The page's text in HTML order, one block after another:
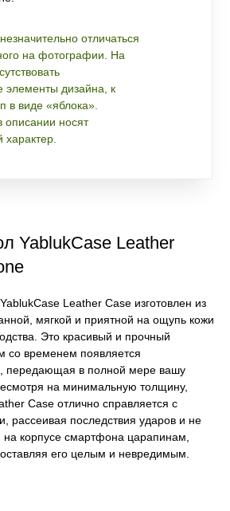
отличаться
на фотографии. На
элементы дизайна, к
в виде «яблока».
описании носят
YablukCase Leather
Leather Case изготовлен из
мягкой и приятной на ощупь кожи
Это красивый и прочный
со временем появляется
передающая в полной мере вашу
на минимальную толщину,
Case отлично справляется с
рассеивая последствия ударов и не
на корпусе смартфона царапинам,
его целым и невредимым.